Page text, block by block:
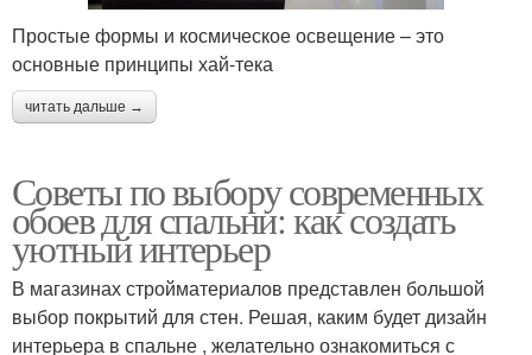
Простые формы и космическое освещение – это
основные принципы хай-тека
читать дальше →
Советы по выбору современных
обоев для спальни: как создать
уютный интерьер
В магазинах стройматериалов представлен большой
выбор покрытий для стен. Решая, каким будет дизайн
интерьера в спальне , желательно ознакомиться с